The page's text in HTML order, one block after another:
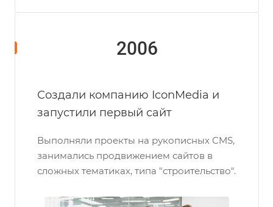
2006
Создали компанию IconMedia и
запустили первый сайт
Выполняли проекты на рукописных CMS,
занимались продвижением сайтов в
сложных тематиках, типа "строительство".